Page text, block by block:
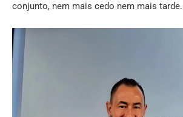
conjunto, nem mais cedo nem mais tarde.